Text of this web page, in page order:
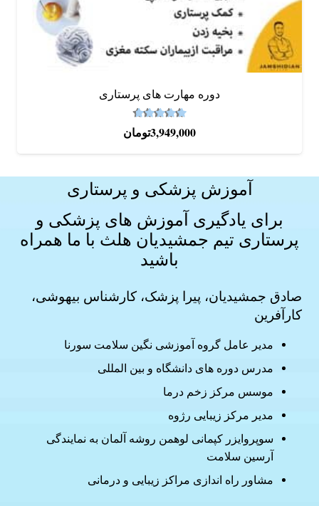
دوره‌ مهارت های پرستاری
از 5 3,949,000تومان
آموزش پزشکی و پرستاری
برای یادگیری آموزش های پزشکی و
پرستاری تیم جمشیدیان هلث با ما همراه
باشید
صادق جمشیدیان، پیرا پزشک، کارشناس بیهوشی،
کارآفرین
مدیر عامل گروه آموزشی نگین سلامت سورنا
مدرس دوره های دانشگاه و بین المللی
موسس مرکز زخم درما
مدیر مرکز زیبایی رژوه
سوپروایزر کپمانی لوهمن روشه آلمان به نمایندگی
آرسین سلامت
مشاور راه اندازی مراکز زیبایی و درمانی